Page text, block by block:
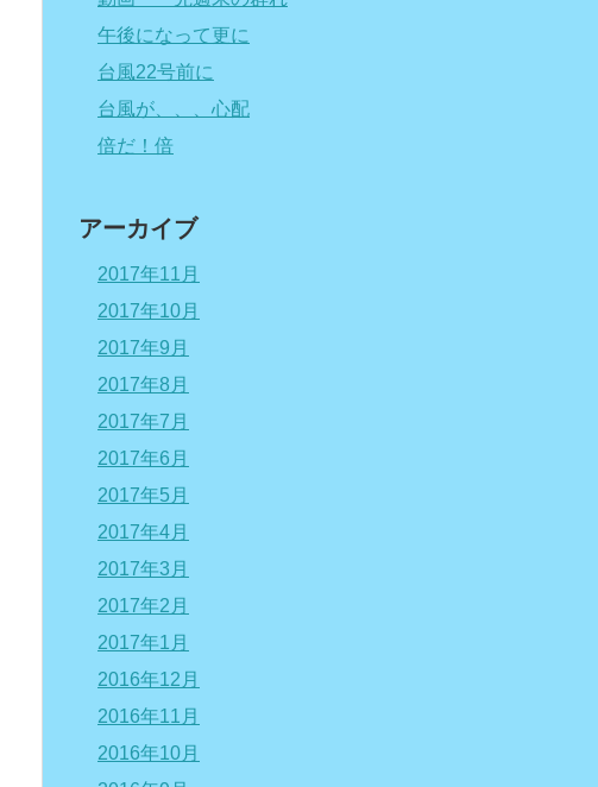
午後になって更に
台風22号前に
台風が、、、心配
倍だ！倍
アーカイブ
2017年11月
2017年10月
2017年9月
2017年8月
2017年7月
2017年6月
2017年5月
2017年4月
2017年3月
2017年2月
2017年1月
2016年12月
2016年11月
2016年10月